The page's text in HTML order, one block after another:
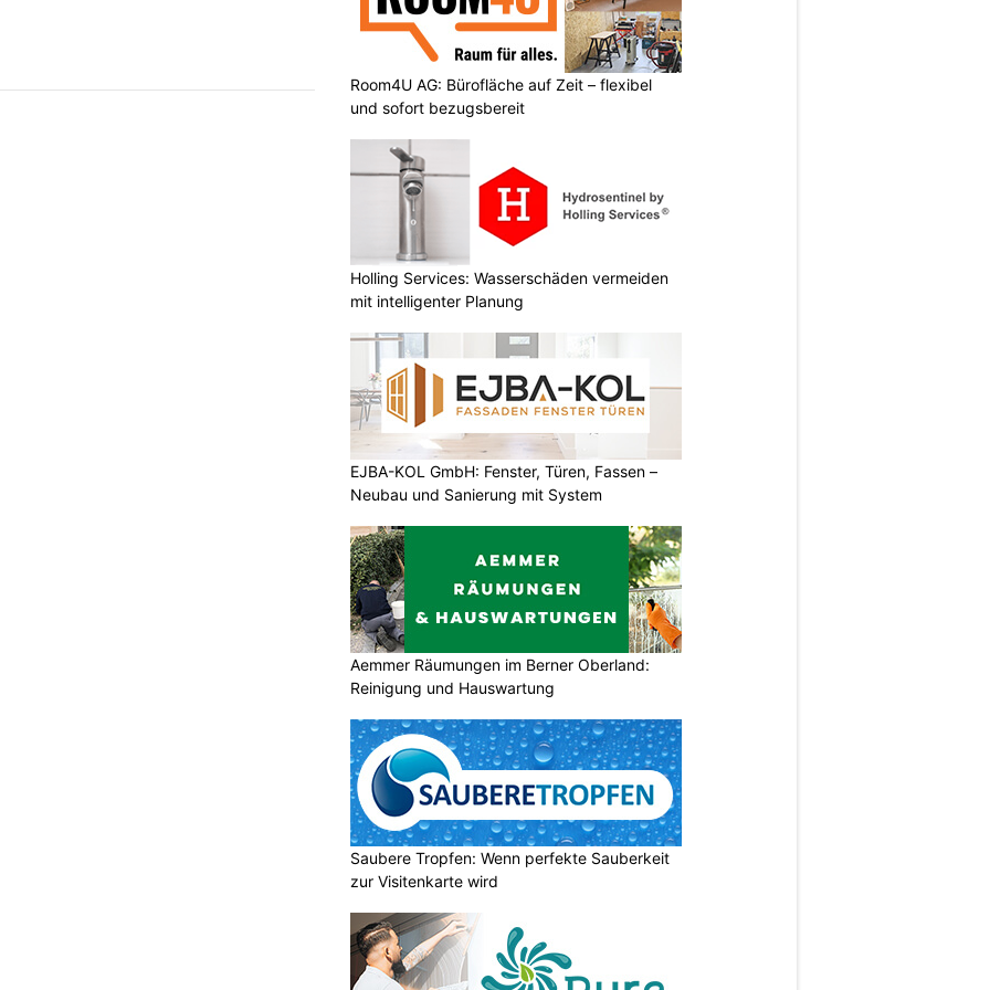
Room4U AG: Bürofläche auf Zeit – flexibel
und sofort bezugsbereit
Holling Services: Wasserschäden vermeiden
mit intelligenter Planung
EJBA-KOL GmbH: Fenster, Türen, Fassen –
Neubau und Sanierung mit System
Aemmer Räumungen im Berner Oberland:
Reinigung und Hauswartung
Saubere Tropfen: Wenn perfekte Sauberkeit
zur Visitenkarte wird